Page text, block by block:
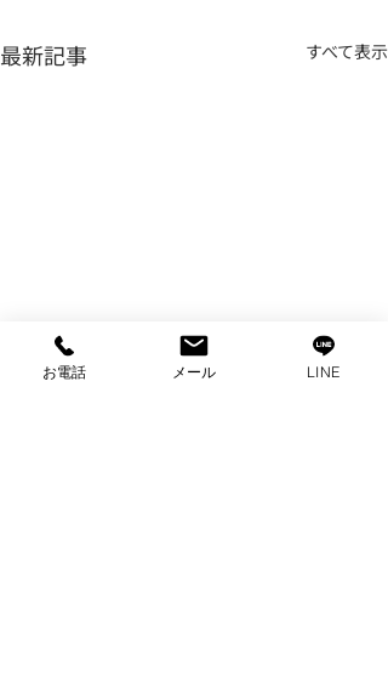
最新記事 すべて表示
お電話 メール LINE